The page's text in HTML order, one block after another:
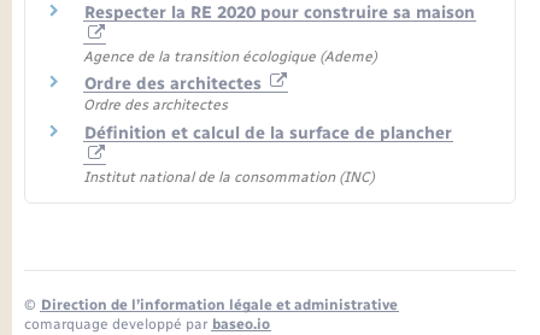
Respecter la RE 2020 pour construire sa maison
Agence de la transition écologique (Ademe)
Ordre des architectes
Ordre des architectes
Définition et calcul de la surface de plancher
Institut national de la consommation (INC)
© Direction de l’information légale et administrative
comarquage developpé par baseo.io